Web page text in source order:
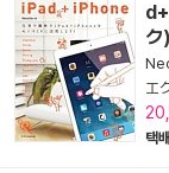
ク)
エ
택배